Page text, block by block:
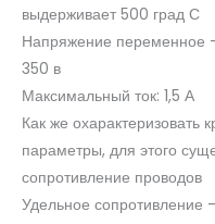
выдерживает 500 град С
Напряжение переменное
350 в
Максимальный ток: 1,5 А
Как же охарактеризовать
параметры, для этого
сопротивление проводов
Удельное сопротивление